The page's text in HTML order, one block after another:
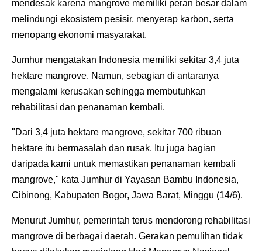
mendesak karena mangrove memiliki peran besar dalam
melindungi ekosistem pesisir, menyerap karbon, serta
menopang ekonomi masyarakat.
Jumhur mengatakan Indonesia memiliki sekitar 3,4 juta
hektare mangrove. Namun, sebagian di antaranya
mengalami kerusakan sehingga membutuhkan
rehabilitasi dan penanaman kembali.
"Dari 3,4 juta hektare mangrove, sekitar 700 ribuan
hektare itu bermasalah dan rusak. Itu juga bagian
daripada kami untuk memastikan penanaman kembali
mangrove," kata Jumhur di Yayasan Bambu Indonesia,
Cibinong, Kabupaten Bogor, Jawa Barat, Minggu (14/6).
Menurut Jumhur, pemerintah terus mendorong rehabilitasi
mangrove di berbagai daerah. Gerakan pemulihan tidak